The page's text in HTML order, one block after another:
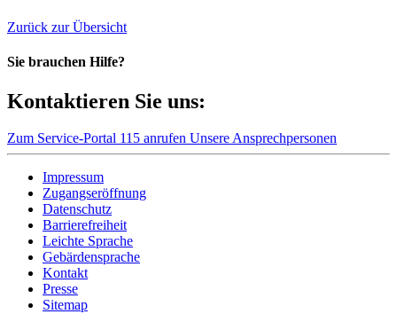
Zurück zur Übersicht
Sie brauchen Hilfe?
Kontaktieren Sie uns:
Zum Service-Portal 115 anrufen Unsere Ansprechpersonen
Impressum
Zugangseröffnung
Datenschutz
Barrierefreiheit
Leichte Sprache
Gebärdensprache
Kontakt
Presse
Sitemap